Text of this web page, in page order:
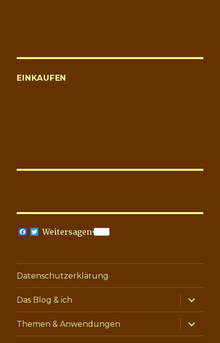
EINKAUFEN
F
b
o
o
k
T
t
r
Weitersagen
Datenschutzerklärung
Das Blog & ich
Themen & Anwendungen